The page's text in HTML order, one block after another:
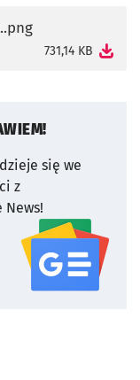
731,14 KB
się we
z
News!
serwisu